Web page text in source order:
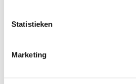
Statistieken
Marketing
12